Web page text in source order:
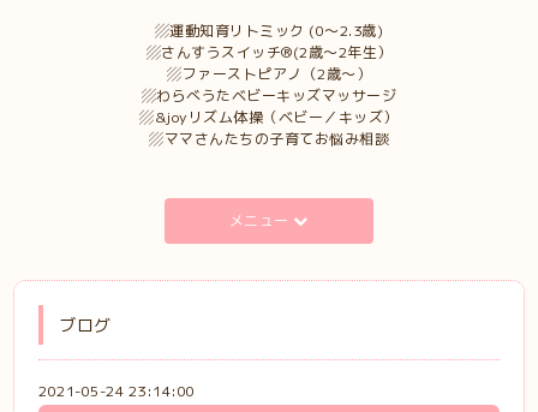
▨運動知育リトミック (0〜2.3歳)
▨さんすうスイッチ®︎(2歳〜2年生）
▨ファーストピアノ（2歳〜）
▨わらべうたベビーキッズマッサージ
▨&joyリズム体操（ベビー／キッズ）
▨ママさんたちの子育てお悩み相談
メニュー
ブログ
2021-05-24 23:14:00